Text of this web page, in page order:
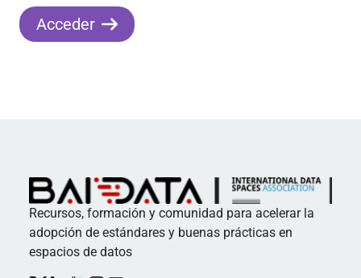
Acceder
Recursos, formación y comunidad para acelerar la
adopción de estándares y buenas prácticas en
espacios de datos